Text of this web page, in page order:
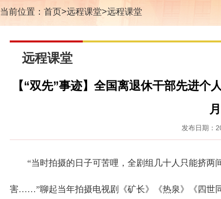
当前位置： 首页>远程课堂>远程课堂
远程课堂
【“双先”事迹】全国离退休干部先进
发布日期：
“当时拍摄的日子可苦哩，全剧组几十人只能挤两
害……”聊起当年拍摄电视剧《矿长》《热泉》《四世